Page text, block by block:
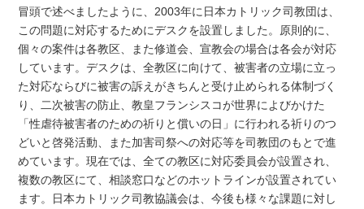
冒頭で述べましたように、2003年に日本カトリック司教団は、
この問題に対応するためにデスクを設置しました。原則的に、
個々の案件は各教区、また修道会、宣教会の場合は各会が対応
しています。デスクは、全教区に向けて、被害者の立場に立っ
た対応ならびに被害の訴えがきちんと受け止められる体制づく
り、二次被害の防止、教皇フランシスコが世界によびかけた
「性虐待被害者のための祈りと償いの日」に行われる祈りのつ
どいと啓発活動、また加害司祭への対応等を司教団のもとで進
めています。現在では、全ての教区に対応委員会が設置され、
複数の教区にて、相談窓口などのホットラインが設置されてい
ます。日本カトリック司教協議会は、今後も様々な課題に対し